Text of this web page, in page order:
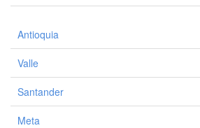
Antioquia
Valle
Santander
Meta